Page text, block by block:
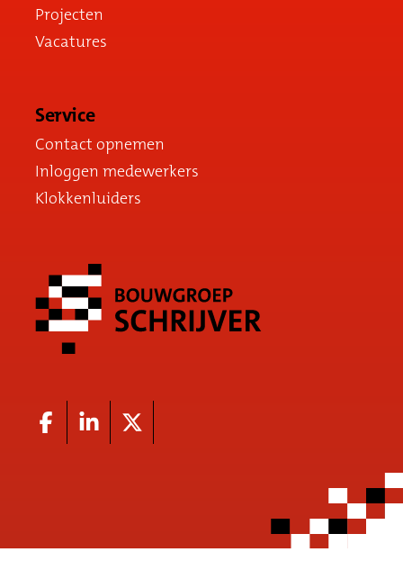
Projecten
Vacatures
Service
Contact opnemen
Inloggen medewerkers
Klokkenluiders